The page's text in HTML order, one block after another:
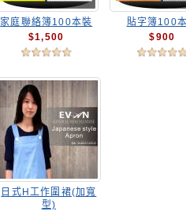
家庭聯絡簿100本裝
$1,500
貼字簿100
$900
日式H工作圍裙(加寬
型)